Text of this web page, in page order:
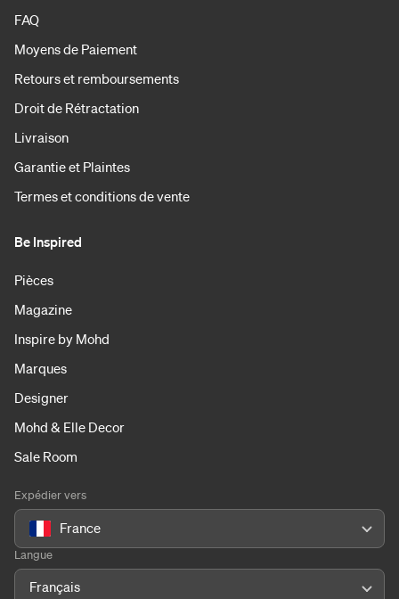
FAQ
Moyens de Paiement
Retours et remboursements
Droit de Rétractation
Livraison
Garantie et Plaintes
Termes et conditions de vente
Be Inspired
Pièces
Magazine
Inspire by Mohd
Marques
Designer
Mohd & Elle Decor
Sale Room
Expédier vers
France
Langue
Français